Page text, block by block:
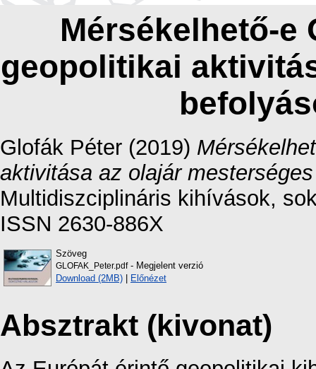
Mérsékelhető-e
geopolitikai
Glofák Péter (2019)
aktivitása az olajár
Multidiszciplináris kihívások,
ISSN 2630-886X
Szöveg
GLOFAK_Peter.pdf- Megjelent verzió
Download (2MB) | Előnézet
Absztrakt (kivonat)